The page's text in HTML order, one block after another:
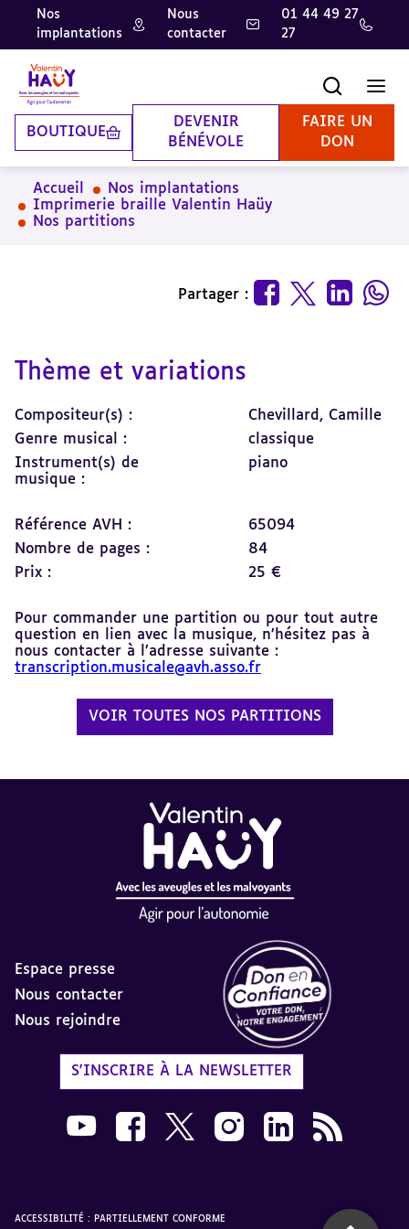
Aller
contenu
principal
Aller
pied
de
page
Aller
la
recherche
Nos
implantations
Nous
contacter
01 44 49 27
27
BOUTIQUE
DEVENIR
BÉNÉVOLE
FAIRE UN
DON
Accueil
Nos implantations
Imprimerie braille Valentin Haüy
Nos partitions
Partager :
Thème et variations
Compositeur(s) :
Chevillard, Camille
Genre musical :
classique
Instrument(s) de
musique :
piano
Référence AVH :
65094
Nombre de pages :
84
Prix :
25 €
Pour commander une partition ou pour tout autre
question en lien avec la musique, n’hésitez pas à
nous contacter à l’adresse suivante :
transcription.musicale@avh.asso.fr
VOIR TOUTES NOS PARTITIONS
Espace presse
Nous contacter
Nous rejoindre
S'INSCRIRE À LA NEWSLETTER
Nous suivre sur Youtube AVH dans une
Nous suivre sur Facebook AVH dans
Nous suivre sur X AVH dans une
Nous suivre sur Instagram
Nous suivre sur
Flux RSS
ACCESSIBILITÉ : PARTIELLEMENT CONFORME